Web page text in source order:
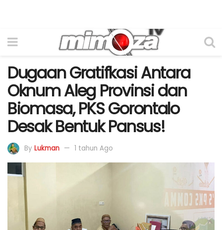
Dugaan Gratifkasi Antara
Oknum Aleg Provinsi dan
Biomasa, PKS Gorontalo
Desak Bentuk Pansus!
By Lukman 1 tahun Ago